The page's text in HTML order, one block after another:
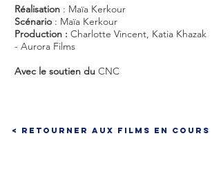
Réalisation : Maïa Kerkour
Scénario : Maïa Kerkour
Production : Charlotte Vincent, Katia Khazak
- Aurora Films
Avec le soutien du CNC
< Retourner aux films en cours